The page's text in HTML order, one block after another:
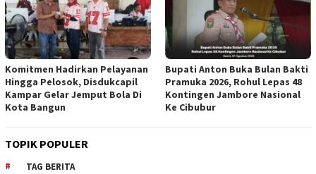
Komitmen Hadirkan Pelayanan
Hingga Pelosok, Disdukcapil
Kampar Gelar Jemput Bola Di
Kota Bangun
Bupati Anton Buka Bulan Bakti
Pramuka 2026, Rohul Lepas 48
Kontingen Jambore Nasional
Ke Cibubur
TOPIK POPULER
TAG BERITA